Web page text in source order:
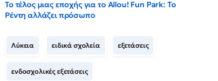
Το τέλος μιας εποχής για το Allou! Fun Park: Το
Ρέντη αλλάζει πρόσωπο
Λύκεια ειδικά σχολεία εξετάσεις
ενδοσχολικές εξετάσεις